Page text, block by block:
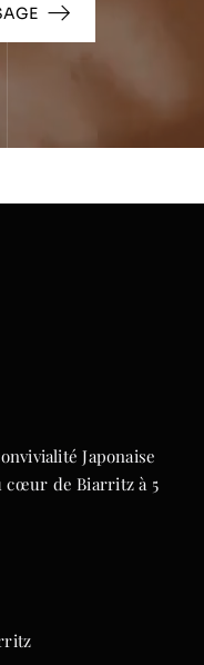
Japonaise
cœur de Biarritz à 5